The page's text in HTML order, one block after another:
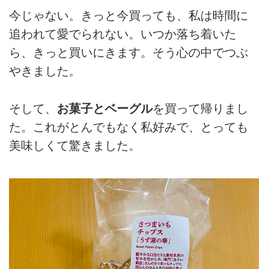
今じゃない。きっと今買っても、私は時間に
追われて愛でられない。いつか落ち着いた
ら、きっと買いにきます。そう心の中でつぶ
やきました。
そして、 お菓子とベーグルを買って帰りまし
た。これがとんでもなく私好みで、とっても
美味しくて驚きました。